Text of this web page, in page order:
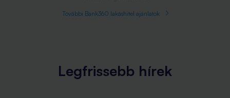
További Bank360 lakáshitel ajánlatok
Legfrissebb hírek